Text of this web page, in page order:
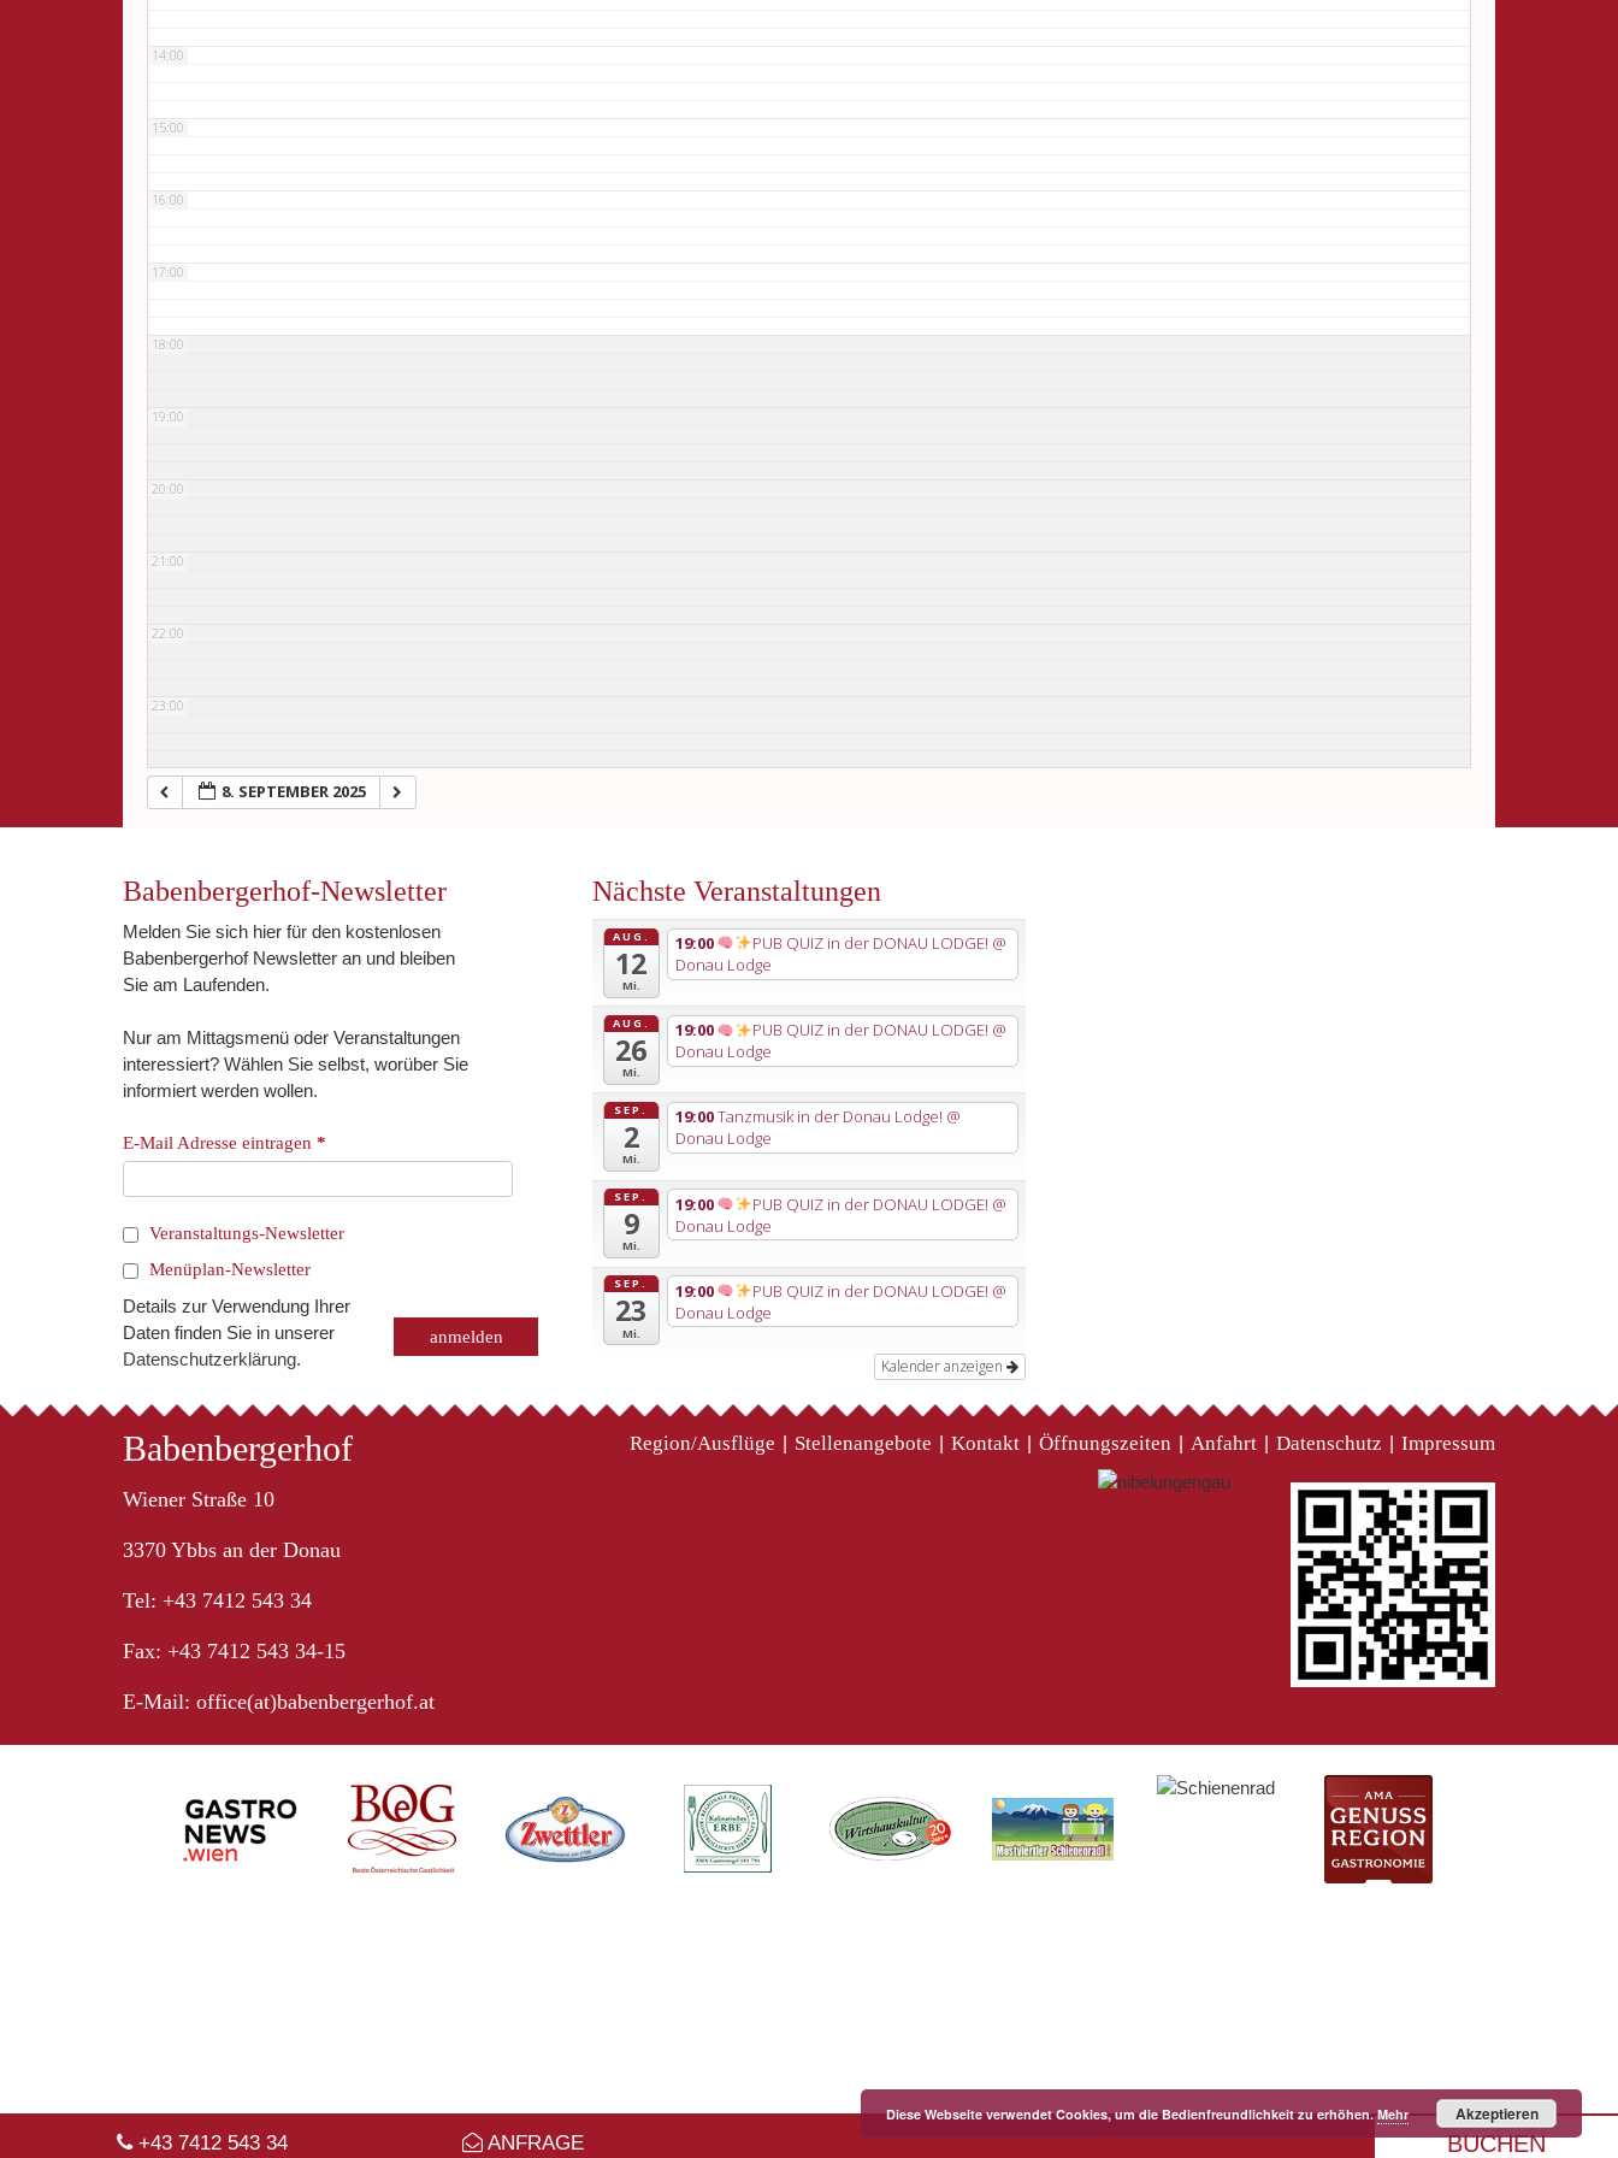
+43 7412 543 34 ANFRAGE BUCHEN
14:00
15:00
16:00
17:00
18:00
19:00
20:00
21:00
22:00
23:00
8. SEPTEMBER 2025
Babenbergerhof-Newsletter
Melden Sie sich hier für den kostenlosen
Babenbergerhof Newsletter an und bleiben
Sie am Laufenden.
Nur am Mittagsmenü oder Veranstaltungen
interessiert? Wählen Sie selbst, worüber Sie
informiert werden wollen.
E-Mail Adresse eintragen *
Veranstaltungs-Newsletter
Menüplan-Newsletter
Details zur Verwendung Ihrer
Daten finden Sie in unserer
Datenschutzerklärung.
Nächste Veranstaltungen
AUG.
12
Mi.
19:00 PUB QUIZ in der DONAU LODGE! @
Donau Lodge
AUG.
26
Mi.
19:00 PUB QUIZ in der DONAU LODGE! @
Donau Lodge
SEP.
2
Mi.
19:00Tanzmusik in der Donau Lodge! @
Donau Lodge
SEP.
9
Mi.
19:00 PUB QUIZ in der DONAU LODGE! @
Donau Lodge
SEP.
23
Mi.
19:00 PUB QUIZ in der DONAU LODGE! @
Donau Lodge
Kalender anzeigen
Babenbergerhof
Wiener Straße 10
3370 Ybbs an der Donau
Tel: +43 7412 543 34
Fax: +43 7412 543 34-15
E-Mail: office(at)babenbergerhof.at
Region/Ausflüge Stellenangebote Kontakt Öffnungszeiten Anfahrt Datenschutz Impressum
Diese Webseite verwendet Cookies, um die Bedienfreundlichkeit zu erhöhen.Mehr Akzeptieren